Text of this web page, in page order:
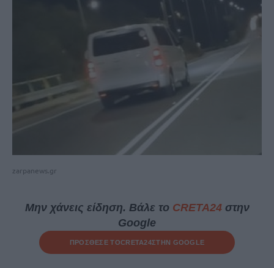
zarpanews.gr
Μην χάνεις είδηση. Βάλε το CRETA24στην
Google
ΠΡΟΣΘΕΣΕ ΤΟCRETA24ΣΤΗΝ GOOGLE